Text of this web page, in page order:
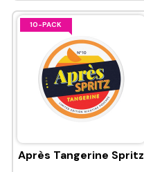
10-PACK
Après Tangerine Spritz